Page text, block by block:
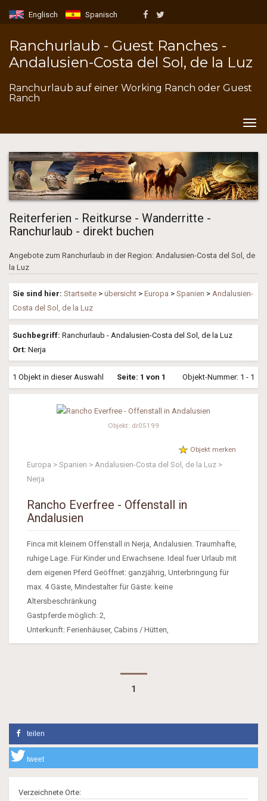
Englisch Spanisch
Ranchurlaub - Guest Ranches -
Andalusien-Costa del Sol, de la Luz
Ranchurlaub auf einer Working Ranch oder Guest
Ranch
Reiterferien - Reitkurse - Wanderritte -
Ranchurlaub - direkt buchen
Angebote zum Ranchurlaub in der Region: Andalusien-Costa del Sol, de
la Luz
Sie sind hier: Startseite > übersicht > Europa > Spanien > Andalusien-
Costa del Sol, de la Luz
Suchbegriff: Ranchurlaub - Andalusien-Costa del Sol, de la Luz
Ort: Nerja
1 Objekt in dieser Auswahl Seite: 1 von 1 Objekt-Nummer: 1 - 1
Objekt: dr05199
Objekt merken
Europa > Spanien > Andalusien-Costa del Sol, de la Luz >
Nerja
Rancho Everfree - Offenstall in
Andalusien
Finca mit kleinem Offenstall in Nerja, Andalusien. Traumhafte,
ruhige Lage. Für Kinder und Erwachsene. Ideal fuer Urlaub mit
dem eigenen Pferd Geöffnet: ganzjährig, Unterbringung für
max. 4 Gäste, Mindestalter für Gäste: keine
Altersbeschränkung
Gastpferde möglich: 2,
Unterkunft: Ferienhäuser, Cabins / Hütten,
1
teilen
tweet
Verzeichnete Orte: